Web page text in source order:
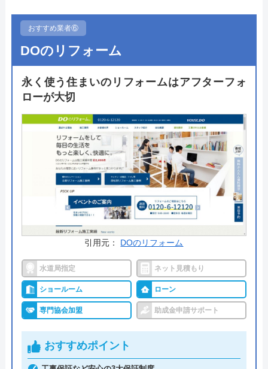
して、最適なプランを提案してくれます。
経験豊富な職人が、高品質な材料を使用して丁寧に
施工。工事完了後も定期的な点検やアフターメンテ
ナンスで、快適なトイレ空間づくりをサポートして
公式サイトで
料金詳細を見る
今すぐ電話で相談する
098-851-8352
運営会社 株式会社佐平建設
代表者
創業・設立 昭和39年4月1日設立
本社所在地
〒901-0152
おすすめ業者⑥
DOのリフォーム
永く使う住まいのリフォームはアフターフォ
ローが大切
引用元： DOのリフォーム
水道局指定 ネット見積もり
ショールーム ローン
専門協会加盟 助成金申請サポート
おすすめポイント